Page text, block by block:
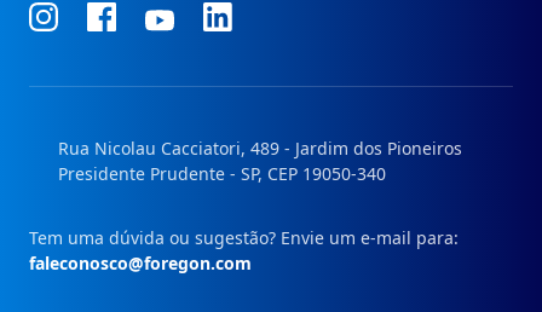
ConheçaConheçaConheçaConheça
Rua Nicolau Cacciatori, 489 - Jardim dos Pioneiros
Presidente Prudente - SP, CEP 19050-340
Tem uma dúvida ou sugestão? Envie um e-mail para:
faleconosco@foregon.com